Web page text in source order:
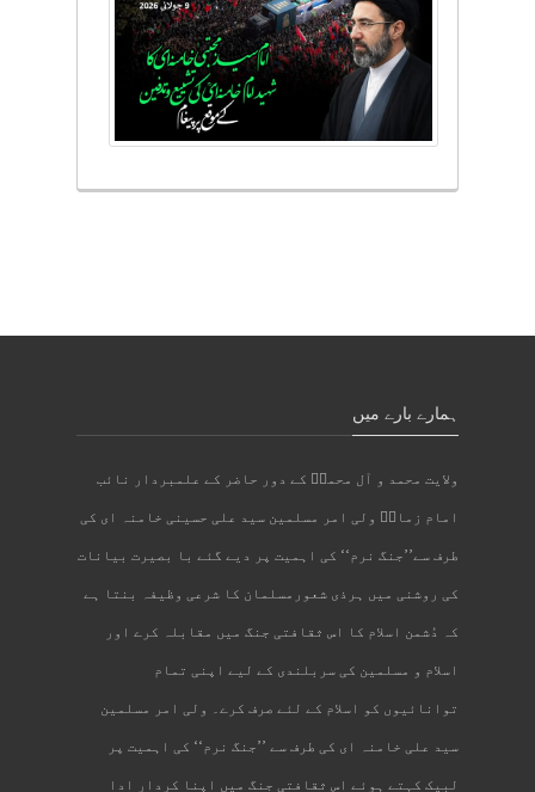
ہمارے بارے میں
ولایت محمد و آل محمدؐ کے دور حاضر کے علمبردار نائب
امام زمانؑ ولی امر مسلمین سید علی حسینی خامنہ ای کی
طرف سے’’جنگ نرم‘‘ کی اہمیت پر دیے گئے با بصیرت بیانات
کی روشنی میں ہرذی شعورمسلمان کا شرعی وظیفہ بنتا ہے
کہ دُشمن اسلام کا اس ثقافتی جنگ میں مقابلہ کرے اور
اسلام و مسلمین کی سربلندی کے لیے اپنی تمام
توانائیوں کو اسلام کے لئے صرف کرے۔ ولی امر مسلمین
سید علی خامنہ ای کی طرف سے ’’جنگ نرم‘‘ کی اہمیت پر
لبیک کہتے ہوئے اس ثقافتی جنگ میں اپنا کردار ادا